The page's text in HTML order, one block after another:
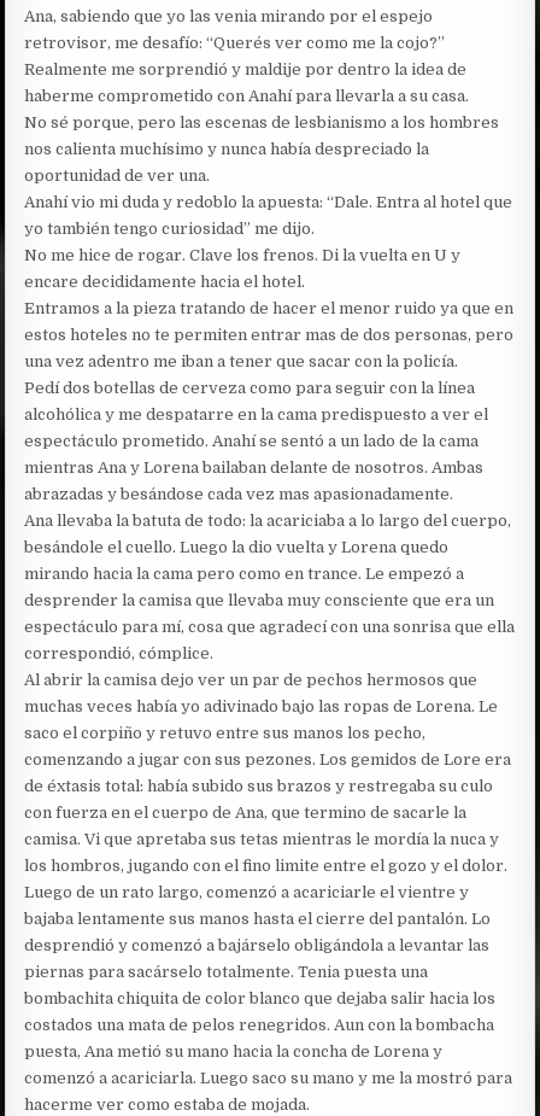
Ana, sabiendo que yo las venia mirando por el espejo
retrovisor, me desafío: “Querés ver como me la cojo?”
Realmente me sorprendió y maldije por dentro la idea de
haberme comprometido con Anahí para llevarla a su casa.
No sé porque, pero las escenas de lesbianismo a los hombres
nos calienta muchísimo y nunca había despreciado la
oportunidad de ver una.
Anahí vio mi duda y redoblo la apuesta: “Dale. Entra al hotel que
yo también tengo curiosidad” me dijo.
No me hice de rogar. Clave los frenos. Di la vuelta en U y
encare decididamente hacia el hotel.
Entramos a la pieza tratando de hacer el menor ruido ya que en
estos hoteles no te permiten entrar mas de dos personas, pero
una vez adentro me iban a tener que sacar con la policía.
Pedí dos botellas de cerveza como para seguir con la línea
alcohólica y me despatarre en la cama predispuesto a ver el
espectáculo prometido. Anahí se sentó a un lado de la cama
mientras Ana y Lorena bailaban delante de nosotros. Ambas
abrazadas y besándose cada vez mas apasionadamente.
Ana llevaba la batuta de todo: la acariciaba a lo largo del cuerpo,
besándole el cuello. Luego la dio vuelta y Lorena quedo
mirando hacia la cama pero como en trance. Le empezó a
desprender la camisa que llevaba muy consciente que era un
espectáculo para mí, cosa que agradecí con una sonrisa que ella
correspondió, cómplice.
Al abrir la camisa dejo ver un par de pechos hermosos que
muchas veces había yo adivinado bajo las ropas de Lorena. Le
saco el corpiño y retuvo entre sus manos los pecho,
comenzando a jugar con sus pezones. Los gemidos de Lore era
de éxtasis total: había subido sus brazos y restregaba su culo
con fuerza en el cuerpo de Ana, que termino de sacarle la
camisa. Vi que apretaba sus tetas mientras le mordía la nuca y
los hombros, jugando con el fino limite entre el gozo y el dolor.
Luego de un rato largo, comenzó a acariciarle el vientre y
bajaba lentamente sus manos hasta el cierre del pantalón. Lo
desprendió y comenzó a bajárselo obligándola a levantar las
piernas para sacárselo totalmente. Tenia puesta una
bombachita chiquita de color blanco que dejaba salir hacia los
costados una mata de pelos renegridos. Aun con la bombacha
puesta, Ana metió su mano hacia la concha de Lorena y
comenzó a acariciarla. Luego saco su mano y me la mostró para
hacerme ver como estaba de mojada.